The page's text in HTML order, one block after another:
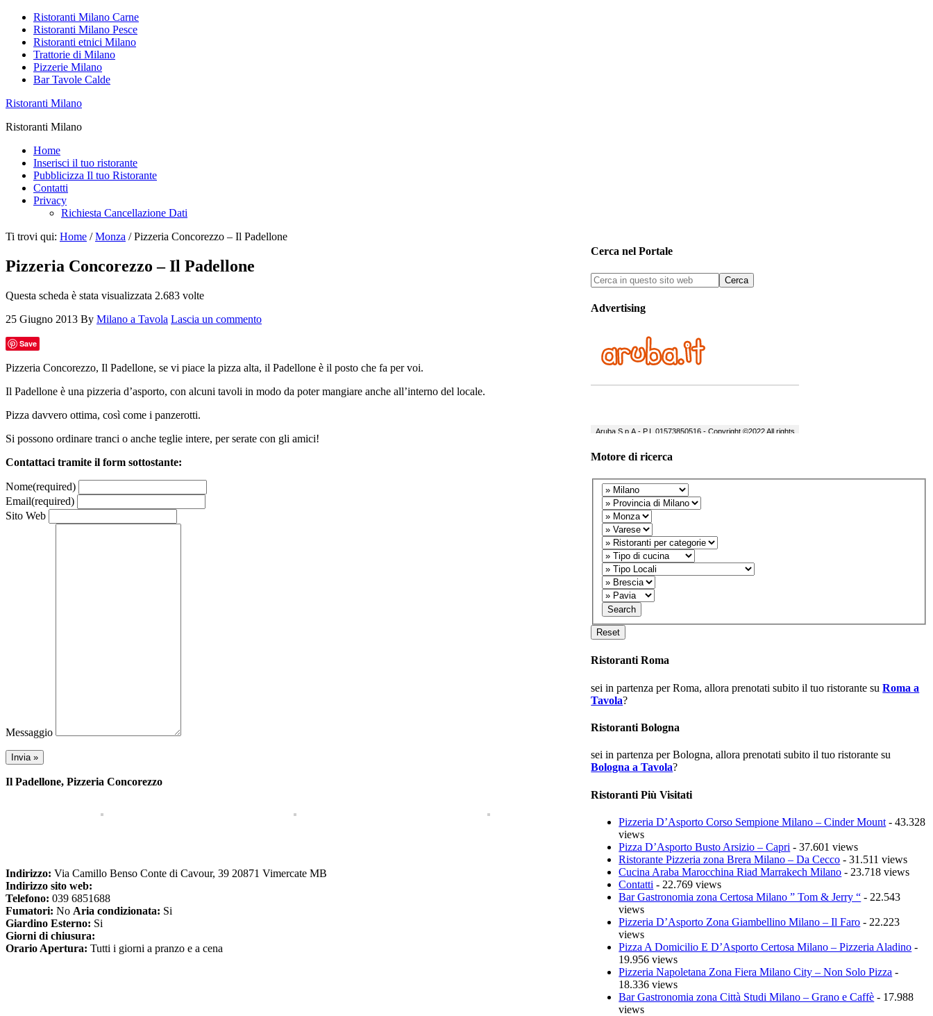
Ristoranti Milano Carne
Ristoranti Milano Pesce
Ristoranti etnici Milano
Trattorie di Milano
Pizzerie Milano
Bar Tavole Calde
Ristoranti Milano
Ristoranti Milano
Home
Inserisci il tuo ristorante
Pubblicizza Il tuo Ristorante
Contatti
Privacy
Richiesta Cancellazione Dati
Ti trovi qui: Home / Monza /Pizzeria Concorezzo – Il Padellone
Pizzeria Concorezzo – Il Padellone
Questa scheda è stata visualizzata 2.683 volte
25 Giugno 2013 By Milano a Tavola Lascia un commento
Save
Pizzeria Concorezzo, Il Padellone, se vi piace la pizza alta, il Padellone è il posto che fa per voi.
Il Padellone è una pizzeria d’asporto, con alcuni tavoli in modo da poter mangiare anche all’interno del locale.
Pizza davvero ottima, così come i panzerotti.
Si possono ordinare tranci o anche teglie intere, per serate con gli amici!
Contattaci tramite il form sottostante:
Nome(required)
Email(required)
Sito Web
Messaggio
Il Padellone, Pizzeria Concorezzo
Indirizzo: Via Camillo Benso Conte di Cavour, 39 20871 Vimercate MB
Indirizzo sito web:
Telefono: 039 6851688
Fumatori: No Aria condizionata: Si
Giardino Esterno: Si
Giorni di chiusura:
Orario Apertura: Tutti i giorni a pranzo e a cena
Cerca nel Portale
Advertising
Motore di ricerca
Ristoranti Roma
sei in partenza per Roma, allora prenotati subito il tuo ristorante suRoma a
Tavola?
Ristoranti Bologna
sei in partenza per Bologna, allora prenotati subito il tuo ristorante su
Bologna a Tavola?
Ristoranti Più Visitati
Pizzeria D’Asporto Corso Sempione Milano – Cinder Mount - 43.328
views
Pizza D’Asporto Busto Arsizio – Capri - 37.601 views
Ristorante Pizzeria zona Brera Milano – Da Cecco - 31.511 views
Cucina Araba Marocchina Riad Marrakech Milano - 23.718 views
Contatti - 22.769 views
Bar Gastronomia zona Certosa Milano ” Tom & Jerry “ - 22.543
views
Pizzeria D’Asporto Zona Giambellino Milano – Il Faro - 22.223
views
Pizza A Domicilio E D’Asporto Certosa Milano – Pizzeria Aladino -
19.956 views
Pizzeria Napoletana Zona Fiera Milano City – Non Solo Pizza -
18.336 views
Bar Gastronomia zona Città Studi Milano – Grano e Caffè - 17.988
views